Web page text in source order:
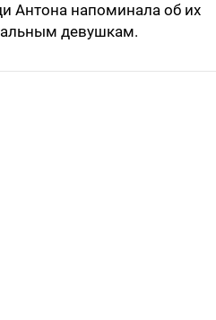
Антона напоминала об их
девушкам.